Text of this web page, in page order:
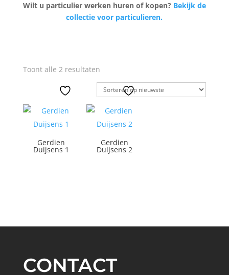
Wilt u particulier werken huren of kopen? Bekijk de
collectie voor particulieren.
Toont alle 2 resultatenGesorteerd
op
nieuwste
Gerdien
Duijsens 1
Gerdien
Duijsens 2
CONTACT